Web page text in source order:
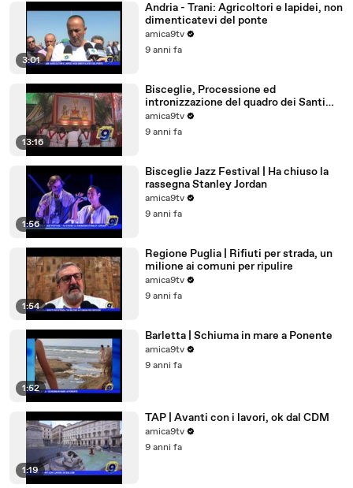
3:01
Andria - Trani: Agricoltori e lapidei, non
dimenticatevi del ponte
amica9tv
9 anni fa
13:16
Bisceglie, Processione ed
intronizzazione del quadro dei Santi
Martiri
amica9tv
9 anni fa
1:56
Bisceglie Jazz Festival | Ha chiuso la
rassegna Stanley Jordan
amica9tv
9 anni fa
1:54
Regione Puglia | Rifiuti per strada, un
milione ai comuni per ripulire
amica9tv
9 anni fa
1:52
Barletta | Schiuma in mare a Ponente
amica9tv
9 anni fa
1:19
TAP | Avanti con i lavori, ok dal CDM
amica9tv
9 anni fa